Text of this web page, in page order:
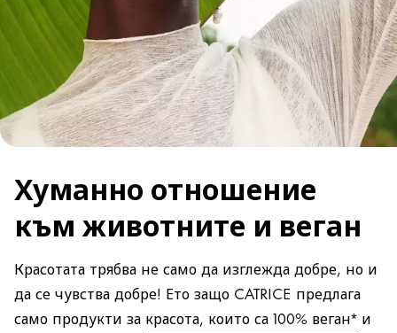
Хуманно отношение
към животните и веган
Красотата трябва не само да изглежда добре, но и
да се чувства добре! Ето защо CATRICE предлага
само продукти за красота, които са 100% веган* и